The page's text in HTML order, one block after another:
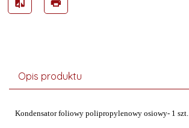
Opis produktu
Kondensator foliowy polipropylenowy osiowy- 1 szt.